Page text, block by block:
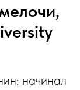
начинал